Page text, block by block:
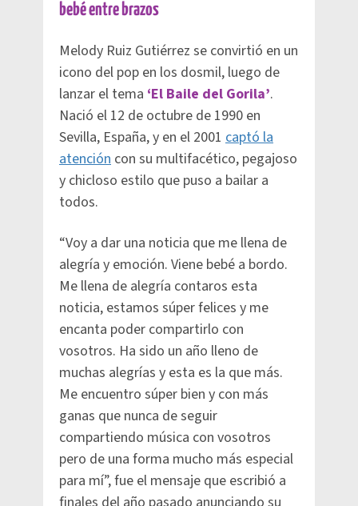
bebé entre brazos
Melody Ruiz Gutiérrez se convirtió en un
icono del pop en los dosmil, luego de
lanzar el tema ‘El Baile del Gorila’.
Nació el 12 de octubre de 1990 en
Sevilla, España, y en el 2001 captó la
atención con su multifacético, pegajoso
y chicloso estilo que puso a bailar a
todos.
“Voy a dar una noticia que me llena de
alegría y emoción. Viene bebé a bordo.
Me llena de alegría contaros esta
noticia, estamos súper felices y me
encanta poder compartirlo con
vosotros. Ha sido un año lleno de
muchas alegrías y esta es la que más.
Me encuentro súper bien y con más
ganas que nunca de seguir
compartiendo música con vosotros
pero de una forma mucho más especial
para mí”, fue el mensaje que escribió a